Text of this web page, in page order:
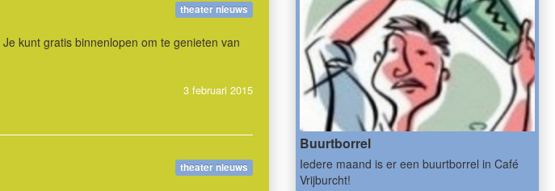
theater nieuws
kunt gratis binnenlopen om te genieten van
3 februari 2015
theater nieuws
Buurtborrel
Iedere maand is er een buurtborrel inCafé
Vrijburcht!